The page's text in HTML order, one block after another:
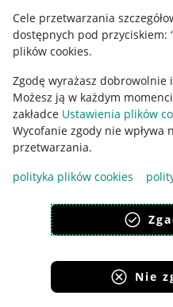
Cele przetwarzania
dostępnych pod przyciskiem:
plików cookies.
Zgodę wyrażasz dobrowolnie
Możesz ją w każdym
zakładce Ustawienia plików
Wycofanie zgody nie wpływa
przetwarzania.
polityka plików cookies
Nie
Udostępnianie lokalizacji
Informacje dla Aktu o
Pobierz aplikację
Korzystanie z serwisu